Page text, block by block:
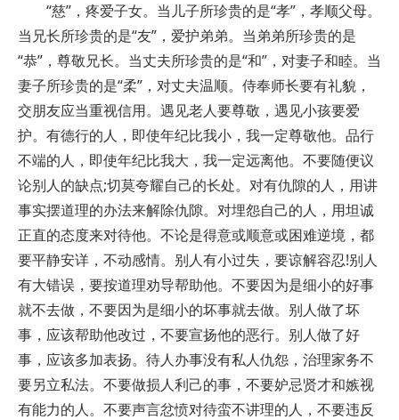
“慈”，疼爱子女。当儿子所珍贵的是“孝”，孝顺父母。
当兄长所珍贵的是“友”，爱护弟弟。当弟弟所珍贵的是
“恭”，尊敬兄长。当丈夫所珍贵的是“和”，对妻子和睦。当
妻子所珍贵的是“柔”，对丈夫温顺。侍奉师长要有礼貌，
交朋友应当重视信用。遇见老人要尊敬，遇见小孩要爱
护。有德行的人，即使年纪比我小，我一定尊敬他。品行
不端的人，即使年纪比我大，我一定远离他。不要随便议
论别人的缺点;切莫夸耀自己的长处。对有仇隙的人，用讲
事实摆道理的办法来解除仇隙。对埋怨自己的人，用坦诚
正直的态度来对待他。不论是得意或顺意或困难逆境，都
要平静安详，不动感情。别人有小过失，要谅解容忍!别人
有大错误，要按道理劝导帮助他。不要因为是细小的好事
就不去做，不要因为是细小的坏事就去做。别人做了坏
事，应该帮助他改过，不要宣扬他的恶行。别人做了好
事，应该多加表扬。待人办事没有私人仇怨，治理家务不
要另立私法。不要做损人利己的事，不要妒忌贤才和嫉视
有能力的人。不要声言忿愤对待蛮不讲理的人，不要违反